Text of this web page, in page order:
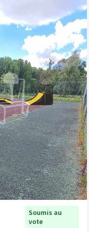
Soumis au
vote